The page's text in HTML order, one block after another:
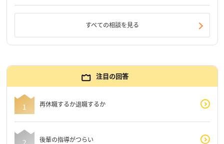
すべての相談を見る
注目の回答
再休職するか退職するか
後輩の指導がつらい